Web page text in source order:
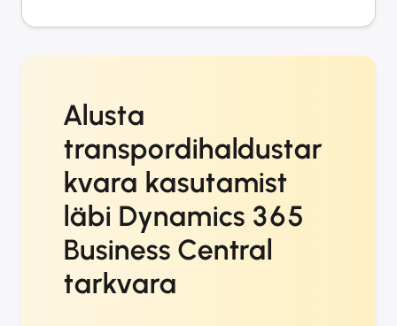
Alusta
transpordihaldustar
kvara kasutamist
läbi Dynamics 365
Business Central
tarkvara